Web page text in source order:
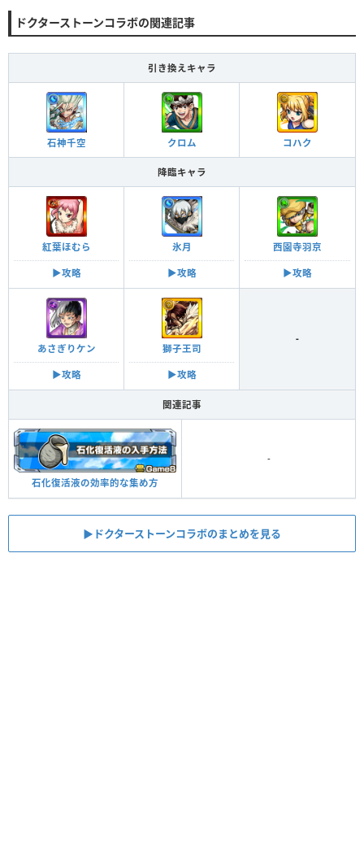
ドクターストーンコラボの関連記事
引き換えキャラ
石神千空 クロム コハク
降臨キャラ
紅葉ほむら
▶︎攻略
氷月
▶︎攻略
西園寺羽京
▶︎攻略
あさぎりケン
▶︎攻略
獅子王司
▶︎攻略
-
関連記事
石化復活液の効率的な集め方
-
▶︎ドクターストーンコラボのまとめを見る